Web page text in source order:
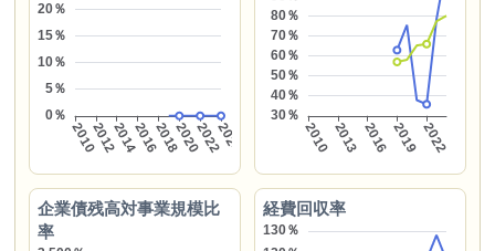
企業債残高対事業規模比
率
経費回収率